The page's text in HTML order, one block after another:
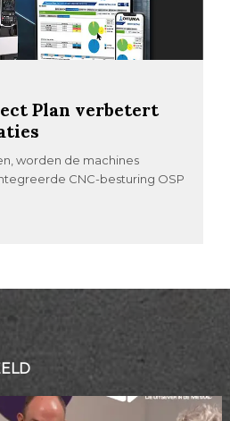
Plan verbetert
worden de machines
CNC-besturing OSP